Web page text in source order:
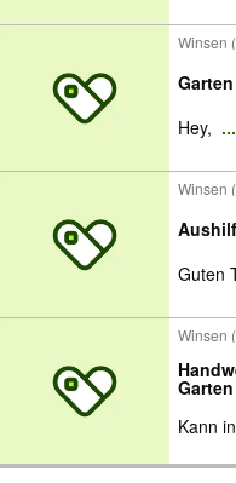
Winsen
Hey, ...
Winsen
Guten
Winsen
Garten
Kann